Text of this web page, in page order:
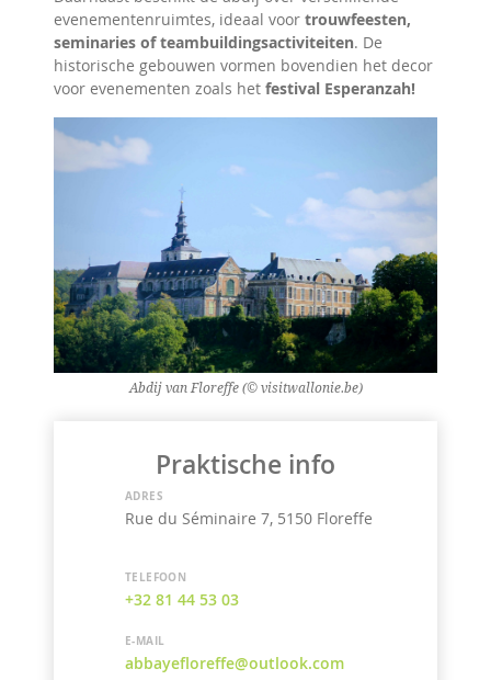
evenementenruimtes, ideaal voor trouwfeesten,
seminaries of teambuildingsactiviteiten. De
historische gebouwen vormen bovendien het decor
voor evenementen zoals het festival Esperanzah!
Abdij van Floreffe (© visitwallonie.be)
Praktische info
ADRES
Rue du Séminaire 7, 5150 Floreffe
TELEFOON
+32 81 44 53 03
E-MAIL
abbayefloreffe@outlook.com